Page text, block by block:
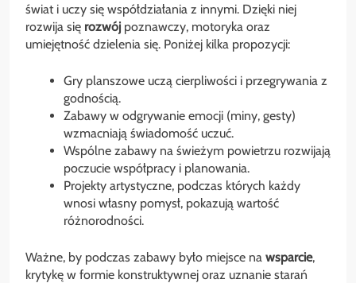
świat i uczy się współdziałania z innymi. Dzięki niej
rozwija się rozwój poznawczy, motoryka oraz
umiejętność dzielenia się. Poniżej kilka propozycji:
Gry planszowe uczą cierpliwości i przegrywania z
godnością.
Zabawy w odgrywanie emocji (miny, gesty)
wzmacniają świadomość uczuć.
Wspólne zabawy na świeżym powietrzu rozwijają
poczucie współpracy i planowania.
Projekty artystyczne, podczas których każdy
wnosi własny pomysł, pokazują wartość
różnorodności.
Ważne, by podczas zabawy było miejsce na wsparcie,
krytykę w formie konstruktywnej oraz uznanie starań